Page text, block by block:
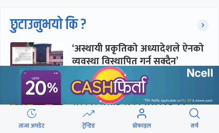
छुटाउनुभयो कि ?
‘अस्थायी प्रकृतिको अध्यादेशले ऐनको
व्यवस्था विस्थापित गर्न सक्दैन’
सरकार-प्रसाईं लुकामारी : छिनमै
पक्राउ, तुरुन्तै रिहा
ताजा अपडेट ट्रेन्डिङ प्रोफाइल सर्च